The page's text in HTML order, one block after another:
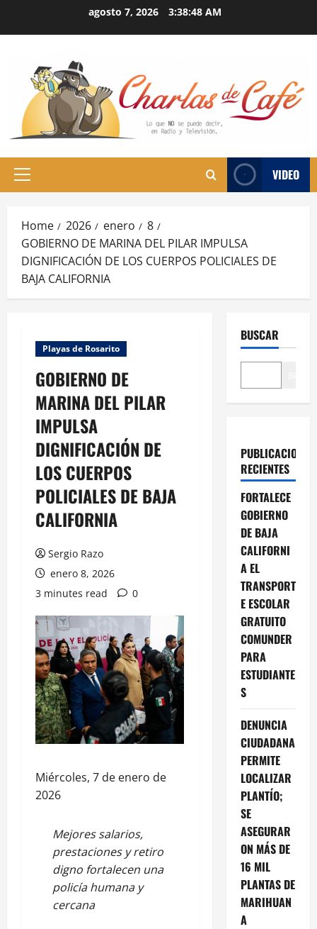
agosto 7, 2026 3:38:49 AM
Primary
VIDEO
Home 2026 enero
8
GOBIERNO DE MARINA DEL PILAR IMPULSA
DIGNIFICACIÓN DE LOS CUERPOS POLICIALES DE
BAJA CALIFORNIA
Playas de Rosarito
GOBIERNO DE
MARINA DEL PILAR
IMPULSA
DIGNIFICACIÓN DE
LOS CUERPOS
POLICIALES DE BAJA
CALIFORNIA
Sergio Razo
enero 8, 2026
3 minutes read
0
Miércoles, 7 de enero de
2026
Mejores salarios,
prestaciones y retiro
digno fortalecen una
policía humana y
cercana
BUSCAR
PUBLICACIONES
RECIENTES
FORTALECE
GOBIERNO
DE BAJA
CALIFORNI
A EL
TRANSPORT
E ESCOLAR
GRATUITO
COMUNDER
PARA
ESTUDIANTE
S
DENUNCIA
CIUDADANA
PERMITE
LOCALIZAR
PLANTÍO;
SE
ASEGURAR
ON MÁS DE
16 MIL
PLANTAS DE
MARIHUAN
A